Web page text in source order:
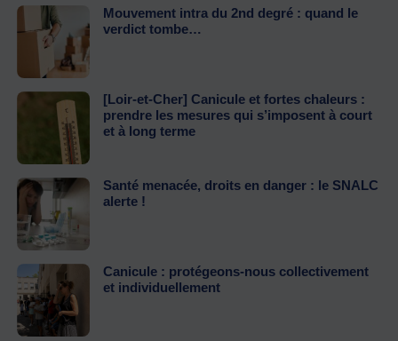
Mouvement intra du 2nd degré : quand le
verdict tombe…
[Loir-et-Cher] Canicule et fortes chaleurs :
prendre les mesures qui s’imposent à court
et à long terme
Santé menacée, droits en danger : le SNALC
alerte !
Canicule : protégeons-nous collectivement
et individuellement